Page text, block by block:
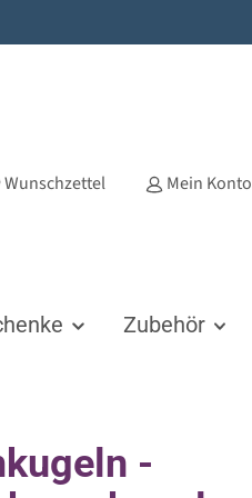
Wunschzettel Mein Konto
Zubehör
-